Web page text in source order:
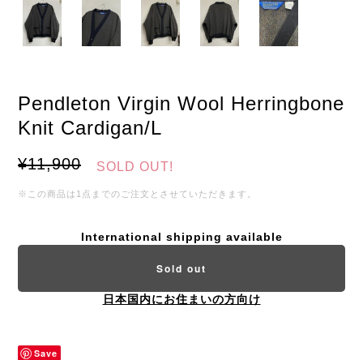
Pendleton Virgin Wool Herringbone
Knit Cardigan/L
¥11,900 SOLD OUT!
※この商品は1点までのご注文とさせていただきます。
International shipping available
Sold out
日本国内にお住まいの方向け
Save